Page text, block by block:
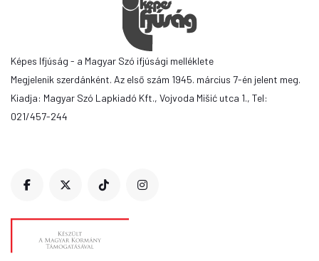
Képes Ifjúság - a Magyar Szó ifjúsági melléklete
Megjelenik szerdánként. Az első szám 1945. március 7-én jelent meg.
Kiadja: Magyar Szó Lapkiadó Kft., Vojvoda Mišić utca 1., Tel:
021/457-244